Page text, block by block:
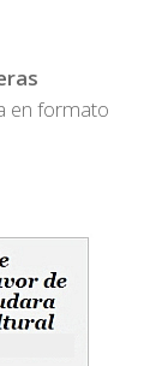
en formato